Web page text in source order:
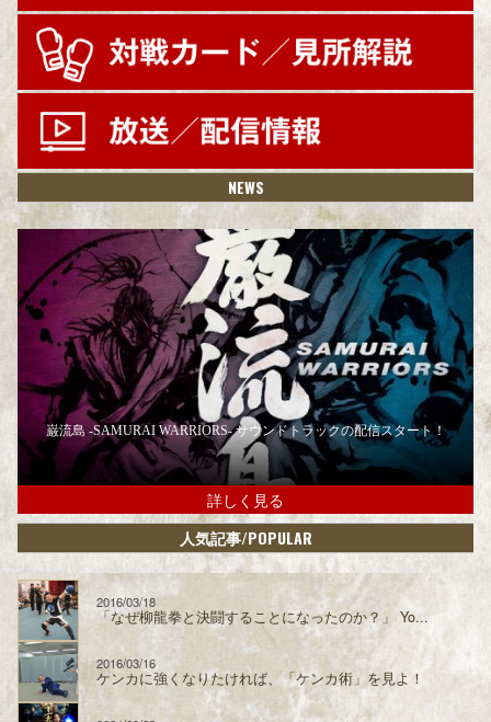
NEWS
巌流島 -SAMURAI WARRIORS- サウンドトラックの配信スタート！
詳しく見る
人気記事/POPULAR
2016/03/18
「なぜ柳龍拳と決闘することになったのか？」 Yo...
2016/03/16
ケンカに強くなりたければ、「ケンカ術」を見よ！